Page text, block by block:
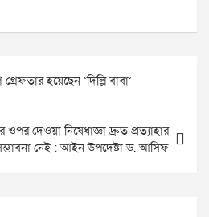
হয়েছেন ‘দিল্লি বাবা’
ওপর দেওয়া নিষেধাজ্ঞা দ্রুত প্রত্যাহার
নেই : আইন উপদেষ্টা ড. আসিফ